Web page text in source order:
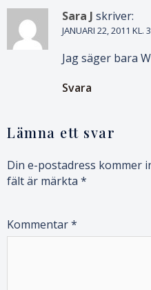
Sara J skriver:
JANUARI 22, 2011 KL.
Jag säger bara
Svara
Lämna ett svar
Din e-postadress kommer
fält är märkta *
Kommentar*